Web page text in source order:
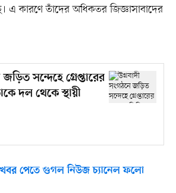
এ কারণে তাঁদের অধিকতর জিজ্ঞাসাবাদের
সন্দেহে গ্রেপ্তারের
দল থেকে স্থায়ী
পেতে গুগল নিউজ চ্যানেল ফলো